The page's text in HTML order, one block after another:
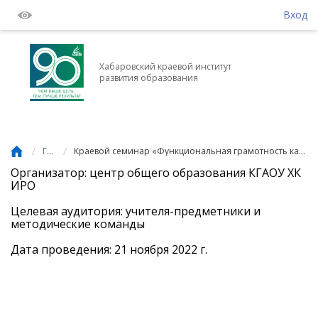
Вход
Хабаровский краевой институт
развития образования
/ Главная / Краевой семинар «Функциональная грамотность как составляющая комплексной оценки предметных и метапредметных результатов»
Организатор: центр общего образования КГАОУ ХК
ИРО
Целевая аудитория: учителя-предметники и
методические команды
Дата проведения: 21 ноября 2022 г.